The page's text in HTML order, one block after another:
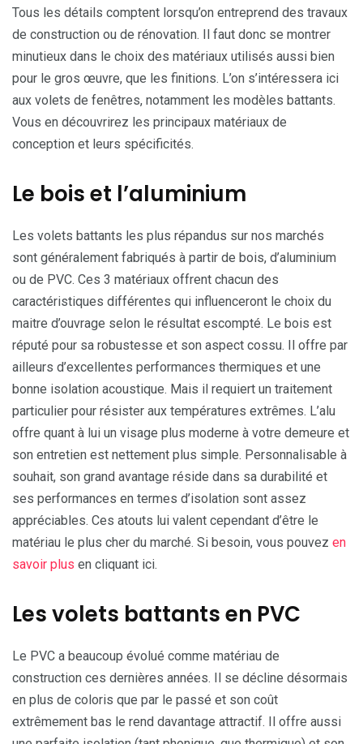
Tous les détails comptent lorsqu’on entreprend des travaux
de construction ou de rénovation. Il faut donc se montrer
minutieux dans le choix des matériaux utilisés aussi bien
pour le gros œuvre, que les finitions. L’on s’intéressera ici
aux volets de fenêtres, notamment les modèles battants.
Vous en découvrirez les principaux matériaux de
conception et leurs spécificités.
Le bois et l’aluminium
Les volets battants les plus répandus sur nos marchés
sont généralement fabriqués à partir de bois, d’aluminium
ou de PVC. Ces 3 matériaux offrent chacun des
caractéristiques différentes qui influenceront le choix du
maitre d’ouvrage selon le résultat escompté. Le bois est
réputé pour sa robustesse et son aspect cossu. Il offre par
ailleurs d’excellentes performances thermiques et une
bonne isolation acoustique. Mais il requiert un traitement
particulier pour résister aux températures extrêmes. L’alu
offre quant à lui un visage plus moderne à votre demeure et
son entretien est nettement plus simple. Personnalisable à
souhait, son grand avantage réside dans sa durabilité et
ses performances en termes d’isolation sont assez
appréciables. Ces atouts lui valent cependant d’être le
matériau le plus cher du marché. Si besoin, vous pouvez en
savoir plus en cliquant ici.
Les volets battants en PVC
Le PVC a beaucoup évolué comme matériau de
construction ces dernières années. Il se décline désormais
en plus de coloris que par le passé et son coût
extrêmement bas le rend davantage attractif. Il offre aussi